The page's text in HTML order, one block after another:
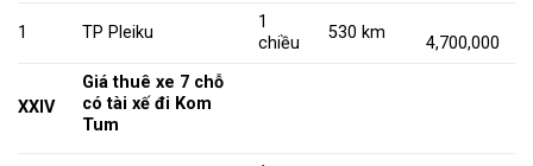
1 TP Pleiku
1
chiều
530 km
4,700,000
XXIV
Giá thuê xe 7 chỗ
có tài xế đi Kom
Tum